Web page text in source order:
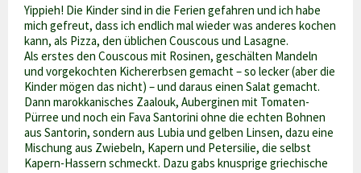
Yippieh! Die Kinder sind in die Ferien gefahren und ich habe
mich gefreut, dass ich endlich mal wieder was anderes kochen
kann, als Pizza, den üblichen Couscous und Lasagne.
Als erstes den Couscous mit Rosinen, geschälten Mandeln
und vorgekochten Kichererbsen gemacht – so lecker (aber die
Kinder mögen das nicht) – und daraus einen Salat gemacht.
Dann marokkanisches Zaalouk, Auberginen mit Tomaten-
Pürree und noch ein Fava Santorini ohne die echten Bohnen
aus Santorin, sondern aus Lubia und gelben Linsen, dazu eine
Mischung aus Zwiebeln, Kapern und Petersilie, die selbst
Kapern-Hassern schmeckt. Dazu gabs knusprige griechische